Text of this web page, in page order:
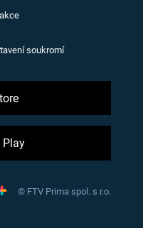
soukromí
Play
© FTV Prima spol. s r.o.